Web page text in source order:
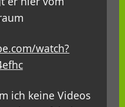
watch?
ich keine Videos